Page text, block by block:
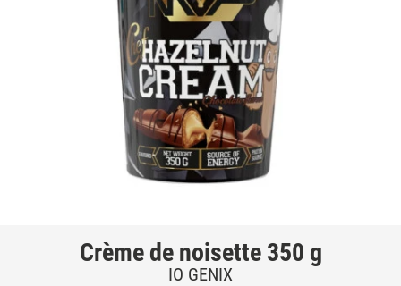
Crème de noisette 350 g
IO GENIX